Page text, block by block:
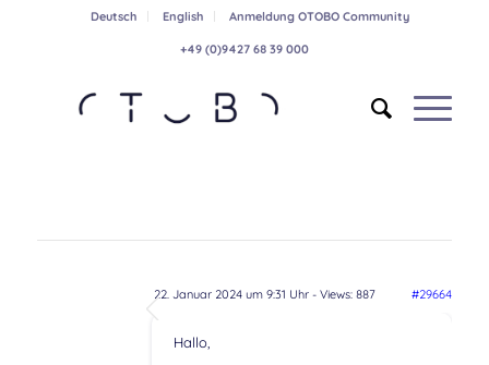
Deutsch English Anmeldung OTOBO Community
+49 (0)9427 68 39 000
22. Januar 2024 um 9:31 Uhr- Views: 887 #29664
Hallo,